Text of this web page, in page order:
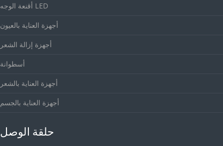
أقنعة الوجه LED
أجهزة العناية بالعيون
أجهزة إزالة الشعر
أسطوانة
أجهزة العناية بالشعر
أجهزة العناية بالجسم
حلقة الوصل